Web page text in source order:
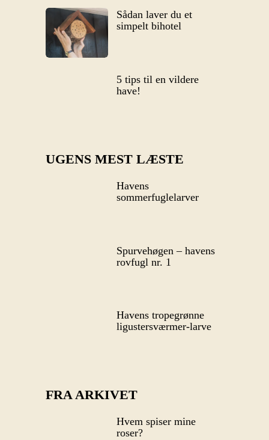
Sådan laver du et
simpelt bihotel
5 tips til en vildere
have!
UGENS MEST LÆSTE
Havens
sommerfuglelarver
Spurvehøgen – havens
rovfugl nr. 1
Havens tropegrønne
ligustersværmer-larve
FRA ARKIVET
Hvem spiser mine
roser?